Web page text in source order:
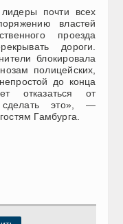
почти всех
властей
проезда
дороги.
блокировала
полицейских,
до конца
отказаться от
сделать это», —
Гамбурга.